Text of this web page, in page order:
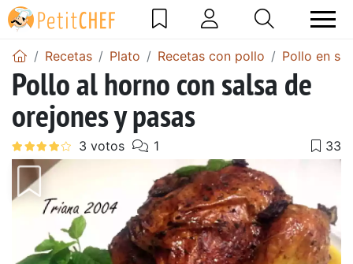
Recetas Plato Recetas con pollo Pollo en
Pollo al horno con salsa de
orejones y pasas